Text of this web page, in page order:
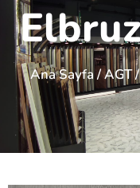
Ana Sayfa /AGT